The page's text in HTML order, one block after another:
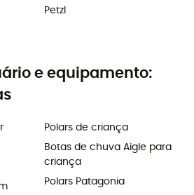
Petzl
e equipamento:
Polars de criança
Botas de chuva Aigle para
criança
Polars Patagonia